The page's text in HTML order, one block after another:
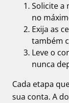
Solicite a
no
Exija as
também
Leve o
nunca
Cada etapa
sua conta. A